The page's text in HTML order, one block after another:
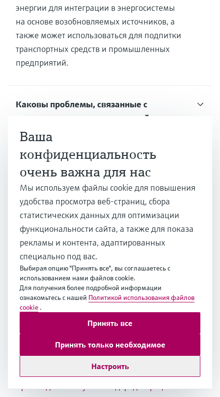
энергии для интеграции в энергосистемы
на основе возобновляемых источников, а
также может использоваться для подпитки
транспортных средств и промышленных
предприятий.
Каковы проблемы, связанные с
повсеместным внедрением этой
технологии?
Какие шаги предпринимаются для того,
чтобы превратить «зеленый» водород в
более эффективный метод?
Связанный вопрос
Производство экологически чистого водорода
Значение водородных цветов, помимо зеленого
Связанный вопрос
Ваша
конфиденциальность
очень важна для нас
Мы используем файлы cookie для повышения
удобства просмотра веб-страниц, сбора
статистических данных для оптимизации
функциональности сайта, а также для показа
рекламы и контента, адаптированных
специально под вас.
Выбирая опцию "Принять все", вы соглашаетесь с
использованием нами файлов cookie.
Для получения более подробной информации
ознакомьтесь с нашей Политикой использования файлов
cookie .
Настроить
Принять только необходимое
Принять все